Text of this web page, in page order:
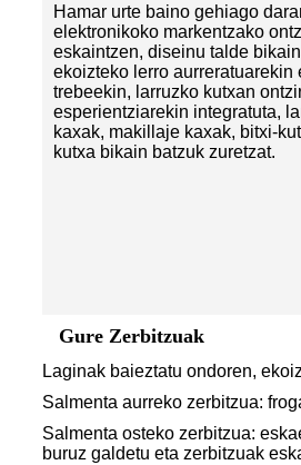
Hamar urte baino gehiago
elektronikoko markentzako
eskaintzen, diseinu talde
ekoizteko lerro aurreratuarekin
trebeekin, larruzko kutxan
esperientziarekin integratuta,
kaxak, makillaje kaxak, bitxi-
kutxa bikain batzuk zuretzat.
Gure Zerbitzuak
Laginak baieztatu ondoren,
Salmenta aurreko zerbitzua:
Salmenta osteko zerbitzua:
buruz galdetu eta zerbitzuak